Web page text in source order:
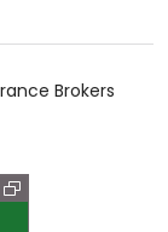
Brokers